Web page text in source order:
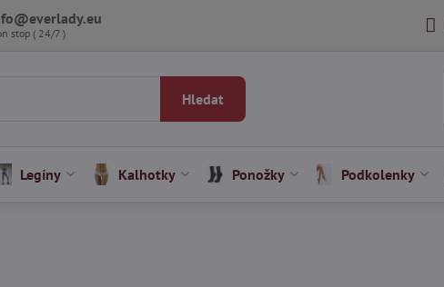
stop ( 24/7 )
Hledat
Legíny Kalhotky Ponožky Podkolenky